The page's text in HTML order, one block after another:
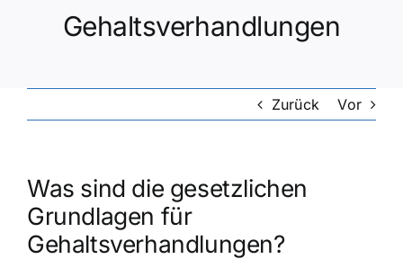
Gehaltsverhandlungen
Zurück Vor
Was sind die gesetzlichen
Grundlagen für
Gehaltsverhandlungen?